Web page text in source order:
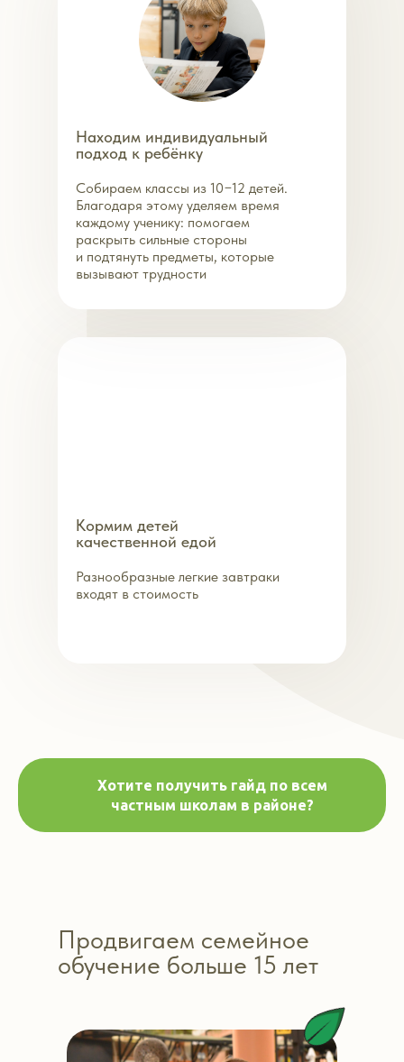
Собираем классы из 10−12 детей.
Благодаря этому уделяем время
каждому ученику: помогаем
раскрыть сильные стороны
и подтянуть предметы, которые
вызывают трудности
Находим индивидуальный
подход к ребёнку
Разнообразные легкие завтраки
входят в стоимость
Кормим детей
качественной едой
Хотите получить гайд по всем
частным школам в районе?
Продвигаем семейное
обучение больше 15 лет